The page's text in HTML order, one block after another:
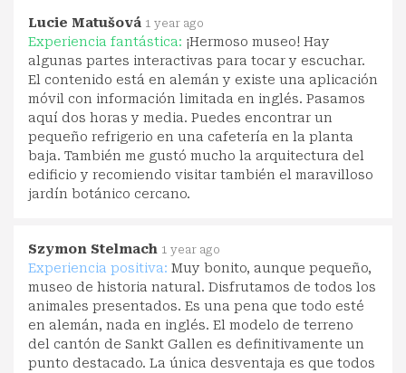
Lucie Matušová 1 year ago
Experiencia fantástica: ¡Hermoso museo! Hay
algunas partes interactivas para tocar y escuchar.
El contenido está en alemán y existe una aplicación
móvil con información limitada en inglés. Pasamos
aquí dos horas y media. Puedes encontrar un
pequeño refrigerio en una cafetería en la planta
baja. También me gustó mucho la arquitectura del
edificio y recomiendo visitar también el maravilloso
jardín botánico cercano.
Szymon Stelmach 1 year ago
Experiencia positiva: Muy bonito, aunque pequeño,
museo de historia natural. Disfrutamos de todos los
animales presentados. Es una pena que todo esté
en alemán, nada en inglés. El modelo de terreno
del cantón de Sankt Gallen es definitivamente un
punto destacado. La única desventaja es que todos